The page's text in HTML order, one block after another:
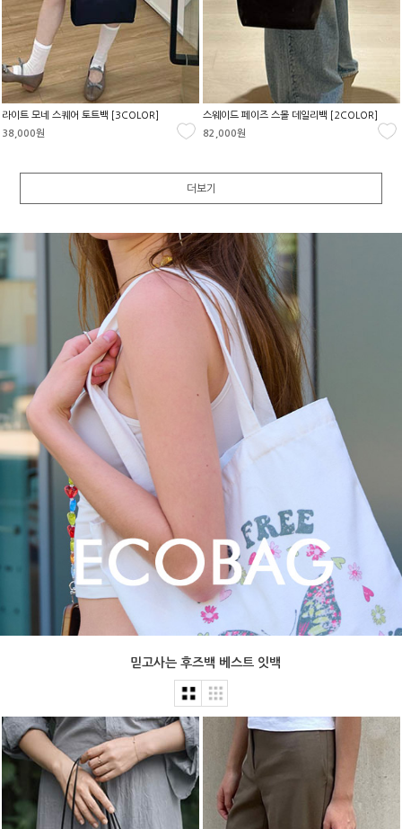
라이트 모네 스퀘어 토트백 [3COLOR]
38,000원
스웨이드 페이즈 스몰 데일리백 [2COLOR]
82,000원
더보기
믿고사는 후즈백 베스트 잇백